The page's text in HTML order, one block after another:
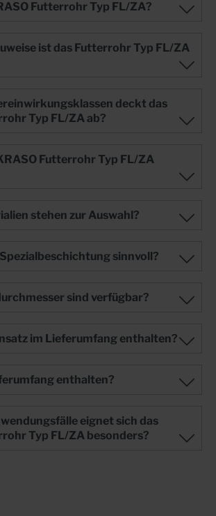
als Ausführung für drückendes und
mit Spezialbeschichtung für Gebäude
(z.B. KMB)!+ DIN 18533:
W1 -E und W2.2 -E
Futterrohr Typ FL/ZA?
ist das Futterrohr Typ FL/ZA
deckt das
Typ FL/ZA ab?
Futterrohr Typ FL/ZA
stehen zur Auswahl?
sinnvoll?
sind verfügbar?
im Lieferumfang enthalten?
enthalten?
eignet sich das
Typ FL/ZA besonders?